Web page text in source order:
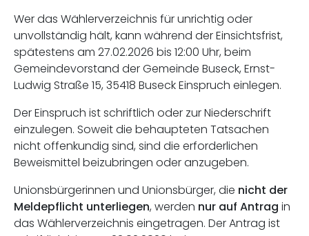
Wer das Wählerverzeichnis für unrichtig oder
unvollständig hält, kann während der Einsichtsfrist,
spätestens am 27.02.2026 bis 12:00 Uhr, beim
Gemeindevorstand der Gemeinde Buseck, Ernst-
Ludwig Straße 15, 35418 Buseck Einspruch einlegen.
Der Einspruch ist schriftlich oder zur Niederschrift
einzulegen. Soweit die behaupteten Tatsachen
nicht offenkundig sind, sind die erforderlichen
Beweismittel beizubringen oder anzugeben.
Unionsbürgerinnen und Unionsbürger, die nicht der
Meldepflicht unterliegen, werden nur auf Antrag in
das Wählerverzeichnis eingetragen. Der Antrag ist